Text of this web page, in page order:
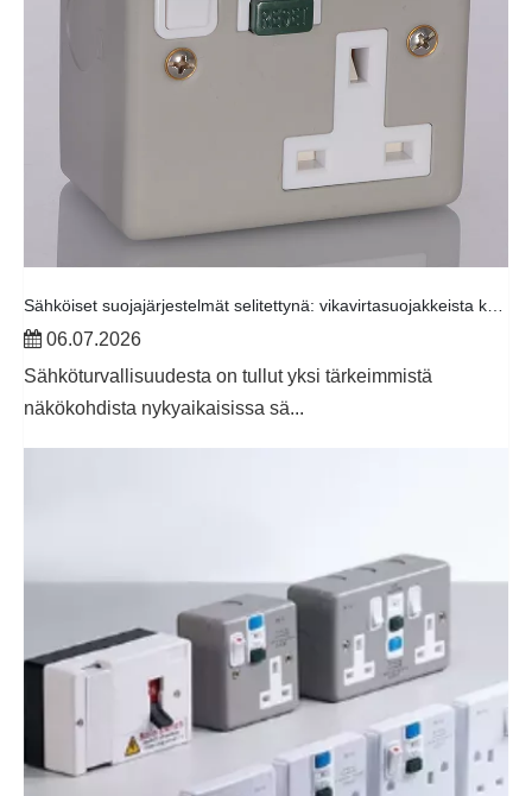
06.07.2026
Sähköturvallisuudesta on tullut yksi tärkeimmistä
näkökohdista nykyaikaisissa sä...